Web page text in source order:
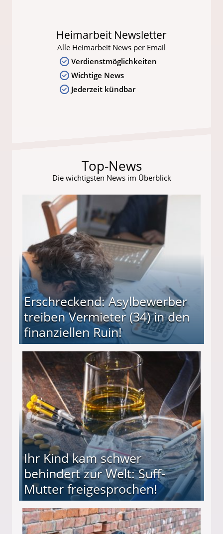
Heimarbeit Newsletter
Alle Heimarbeit News per Email
Verdienstmöglichkeiten
Wichtige News
Jederzeit kündbar
Top-News
Die wichtigsten News im Überblick
Erschreckend: Asylbewerber
treiben Vermieter (34) in den
finanziellen Ruin!
(34) in den finanziellen Ruin!
Ihr Kind kam schwer
behindert zur Welt: Suff-
Mutter freigesprochen!
Mutter freigesprochen!